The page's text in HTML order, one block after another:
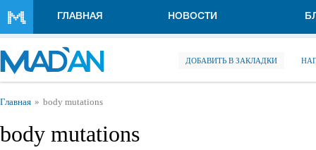
ГЛАВНАЯ НОВОСТИ
ДОБАВИТЬ В ЗАКЛАДКИ
Вы здесь
Главная body mutations
body mutations